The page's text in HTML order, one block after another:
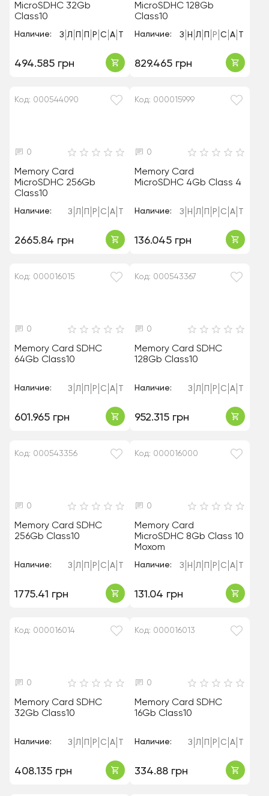
MicroSDHC 32Gb
Class10
Наличие: З Л П П Р С А Т
494.585 грн
MicroSDHC 128Gb
Class10
Наличие: З Н Л П Р С А Т
829.465 грн
Код: 000544090
0
Memory Card
MicroSDHC 256Gb
Class10
Наличие: З Л Р С А
2665.84 грн
Код: 000015999
0
Memory Card
MicroSDHC 4Gb Class 4
Наличие: З Н Л Р С А
136.045 грн
Код: 000016015
0
Memory Cаrd SDHC
64Gb Class10
Наличие: З Л Р С А
601.965 грн
Код: 000543367
0
Memory Cаrd SDHC
128Gb Class10
Наличие: З Л Р С А
952.315 грн
Код: 000543356
0
Memory Cаrd SDHC
256Gb Class10
Наличие: З Л Р С А
1775.41 грн
Код: 000016000
0
Memory Card
MicroSDHC 8Gb Class 10
Moxom
Наличие: З Н Л Р С А
131.04 грн
Код: 000016014
0
Memory Cаrd SDHC
32Gb Class10
Наличие: З Л Р С А
408.135 грн
Код: 000016013
0
Memory Card SDHC
16Gb Class10
Наличие: З Л Р С А
334.88 грн